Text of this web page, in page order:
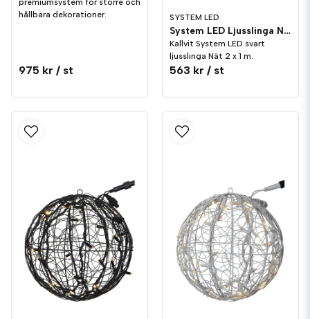
premiumsystem för större och
hållbara dekorationer.
975 kr / st
SYSTEM LED
System LED Ljusslinga Nät 2x1 meter Svart Kallvit
Kallvit System LED svart
ljusslinga Nät 2 x 1 m.
563 kr / st